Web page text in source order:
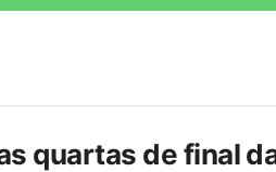
quartas de final